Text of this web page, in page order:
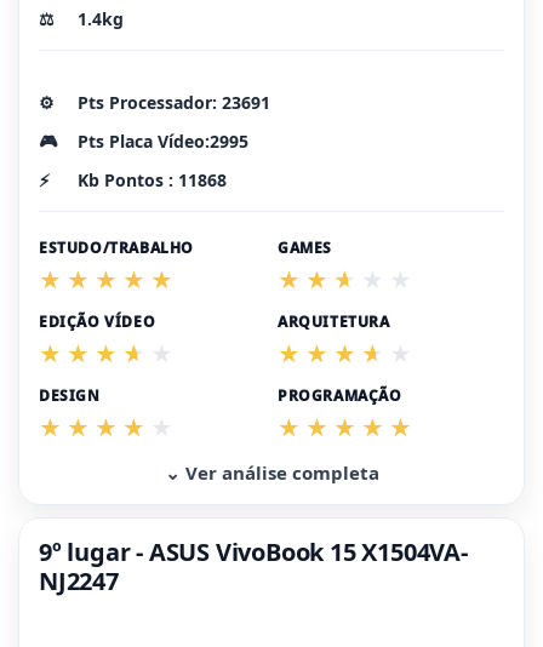
⚖️ 1.4kg
⚙️
Pts Processador: 23691
🎮
Pts Placa Vídeo:2995
⚡
Kb Pontos : 11868
ESTUDO/TRABALHO GAMES
EDIÇÃO VÍDEO ARQUITETURA
DESIGN PROGRAMAÇÃO
⌄ Ver análise completa
9º lugar - ASUS VivoBook 15 X1504VA-
NJ2247